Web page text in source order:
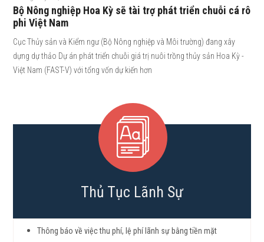
Bộ Nông nghiệp Hoa Kỳ sẽ tài trợ phát triển chuỗi cá rô
phi Việt Nam
Cục Thủy sản và Kiểm ngư (Bộ Nông nghiệp và Môi trường) đang xây
dựng dự thảo Dự án phát triển chuỗi giá trị nuôi trồng thủy sản Hoa Kỳ -
Việt Nam (FAST-V) với tổng vốn dự kiến hơn
Thủ Tục Lãnh Sự
Thông báo về việc thu phí, lệ phí lãnh sự bằng tiền mặt